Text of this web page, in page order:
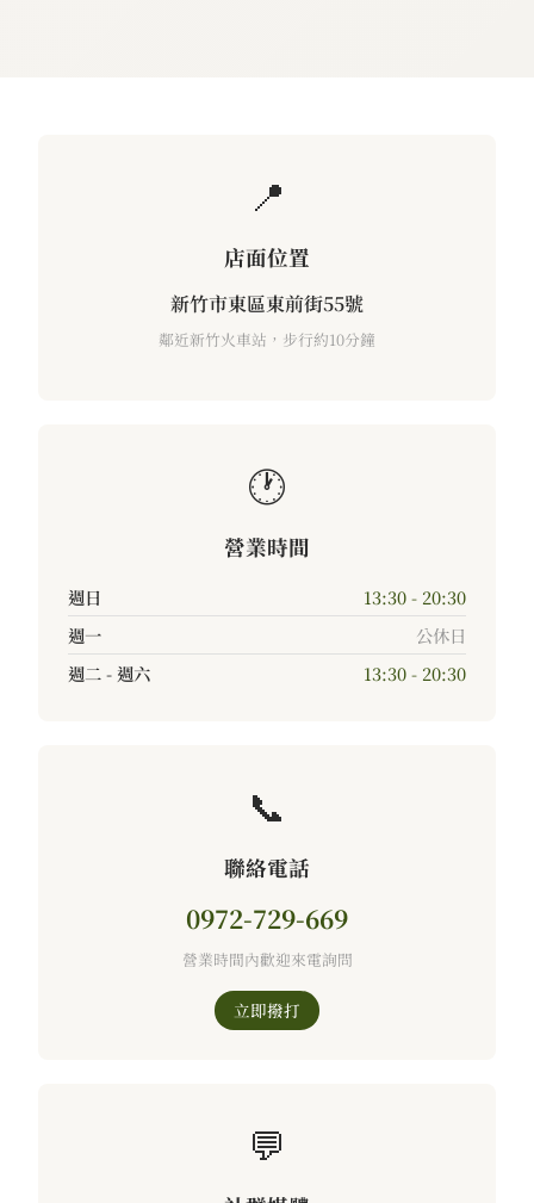
📍
店面位置
新竹市東區東前街55號
鄰近新竹火車站，步行約10分鐘
🕐
營業時間
週日
13:30 - 20:30
週一
公休日
週二 - 週六
13:30 - 20:30
📞
聯絡電話
0972-729-669
營業時間內歡迎來電詢問
立即撥打
💬